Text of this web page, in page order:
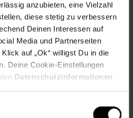
anzubieten, eine Vielzahl
diese stetig zu verbessern
Deinen Interessen auf
Media und Partnerseiten
auf „Ok“ willigst Du in die
Deine Cookie-Einstellungen
Datenschutzinformationen
Pfirsichen
Zum Rezept